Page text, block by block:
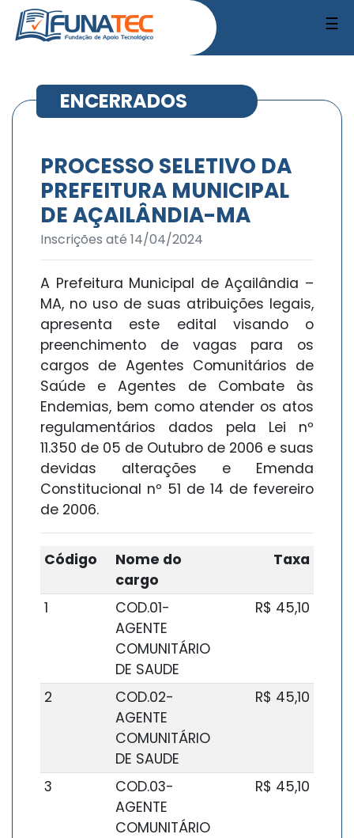
☰
ENCERRADOS
PROCESSO SELETIVO DA
PREFEITURA MUNICIPAL
DE AÇAILÂNDIA-MA
Inscrições até 14/04/2024
A Prefeitura Municipal de Açailândia –
MA, no uso de suas atribuições legais,
apresenta este edital visando o
preenchimento de vagas para os
cargos de Agentes Comunitários de
Saúde e Agentes de Combate às
Endemias, bem como atender os atos
regulamentários dados pela Lei nº
11.350 de 05 de Outubro de 2006 e suas
devidas alterações e Emenda
Constitucional nº 51 de 14 de fevereiro
de 2006.
Código
Nome do
cargo
Taxa
1
COD.01-
AGENTE
COMUNITÁRIO
DE SAUDE
R$ 45,10
2
COD.02-
AGENTE
COMUNITÁRIO
DE SAUDE
R$ 45,10
3
COD.03-
AGENTE
COMUNITÁRIO
R$ 45,10